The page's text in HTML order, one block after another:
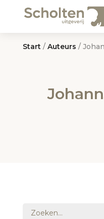
Start / Auteurs /